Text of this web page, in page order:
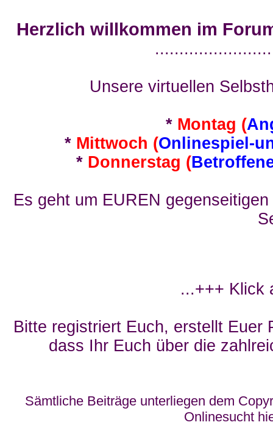
Herzlich willkommen im
Unsere virtuellen
* Montag (
* Mittwoch (Onlinespiel-
* Donnerstag (
Es geht um EUREN
...+++ Klick
Bitte registriert Euch, erstellt Euer
dass Ihr Euch über die
Sämtliche Beiträge unterliegen dem
Onlinesucht